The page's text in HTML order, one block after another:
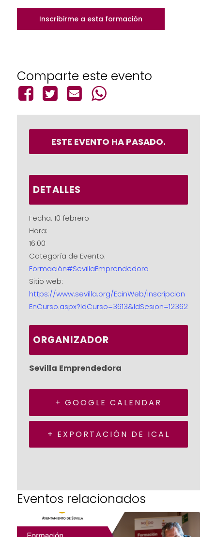
Inscribirme a esta formación
Comparte este evento
ESTE EVENTO HA PASADO.
DETALLES
Fecha: 10 febrero
Hora:
16:00
Categoría de Evento:
Formación#SevillaEmprendedora
Sitio web:
https://www.sevilla.org/EcinWeb/Inscripcion
EnCurso.aspx?IdCurso=3613&IdSesion=12362
ORGANIZADOR
Sevilla Emprendedora
+ GOOGLE CALENDAR
+ EXPORTACIÓN DE ICAL
Eventos relacionados